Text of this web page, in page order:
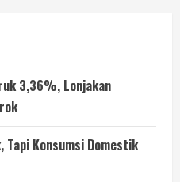
3,36%, Lonjakan
Tapi Konsumsi Domestik